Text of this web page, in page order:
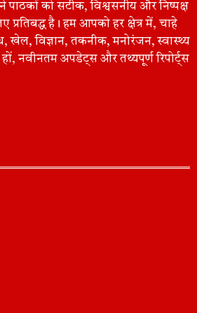
पाठकों को सटीक, विश्वसनीय और निष्पक्ष
प्रतिबद्ध है। हम आपको हर क्षेत्र में, चाहे
खेल, विज्ञान, तकनीक, मनोरंजन, स्वास्थ्य
नवीनतम अपडेट्स और तथ्यपूर्ण रिपोर्ट्स